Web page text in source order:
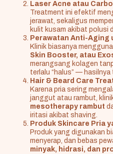
Laser Acne atau
Treatment ini efektif
jerawat, sekaligus
kulit kusam akibat polusi
Perawatan Anti-Aging
Klinik biasanya
Skin Booster, atau
merangsang kolagen
terlalu “halus” —
Hair & Beard Care
Karena pria sering
janggut atau rambut,
mesotherapy rambut
iritasi akibat shaving.
Produk Skincare Pria
Produk yang digunakan
menyerap, dan bebas
minyak, hidrasi, dan